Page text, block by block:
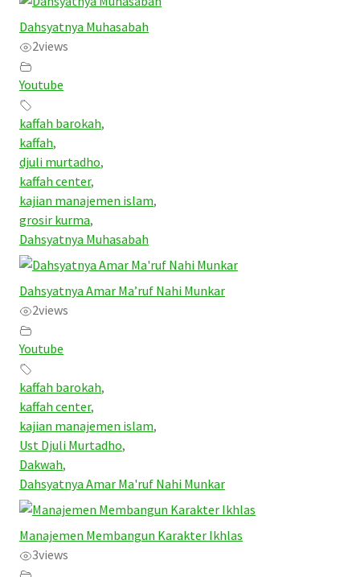
Dahsyatnya Muhasabah
2views
Youtube
kaffah barokah,
kaffah,
djuli murtadho,
kaffah center,
kajian manajemen islam,
grosir kurma,
Dahsyatnya Muhasabah
Dahsyatnya Amar Ma’ruf Nahi Munkar
2views
Youtube
kaffah barokah,
kaffah center,
kajian manajemen islam,
Ust Djuli Murtadho,
Dakwah,
Dahsyatnya Amar Ma'ruf Nahi Munkar
Manajemen Membangun Karakter Ikhlas
3views